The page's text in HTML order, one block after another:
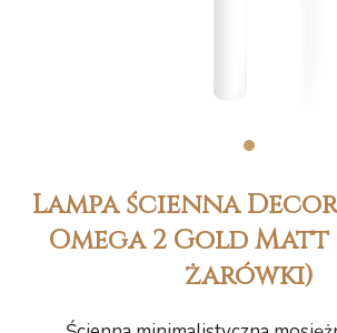
1
Lampa ścienna
Omega 2 Gold Matt
żarówki)